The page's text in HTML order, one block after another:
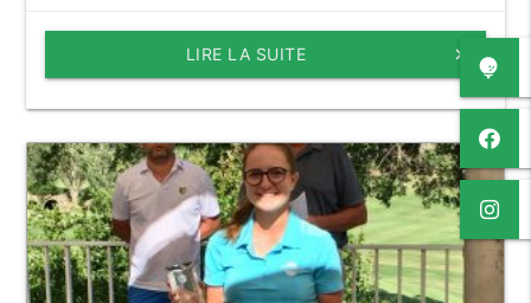
keyboard_arrow_right
LIRE LA SUITE